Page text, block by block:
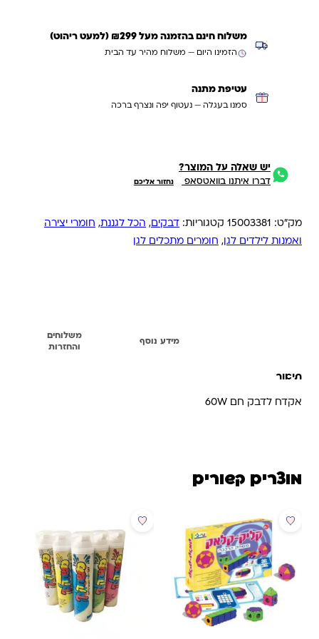
משלוח חינם בהזמנה מעל ₪299 (למעט ריהוט)
הזמינו היום — משלוח מהיר עד הבית
עטיפת מתנה
סמנו בעגלה — נעטוף יפה ונצרף ברכה
יש שאלה על המוצר?
דברו איתנו בוואטסאפ נחזור אליכם
מק"ט: 15003381 קטגוריות: דבקים, הכל לגננת, חומרי יצירה
ואמנות לילדים לגן , חומרים מתכלים לגן
מידע נוסף
משלוחים
והחזרות
תיאור
אקדח לדבק חם 60W
מוצרים קשורים
מבצע מבצע